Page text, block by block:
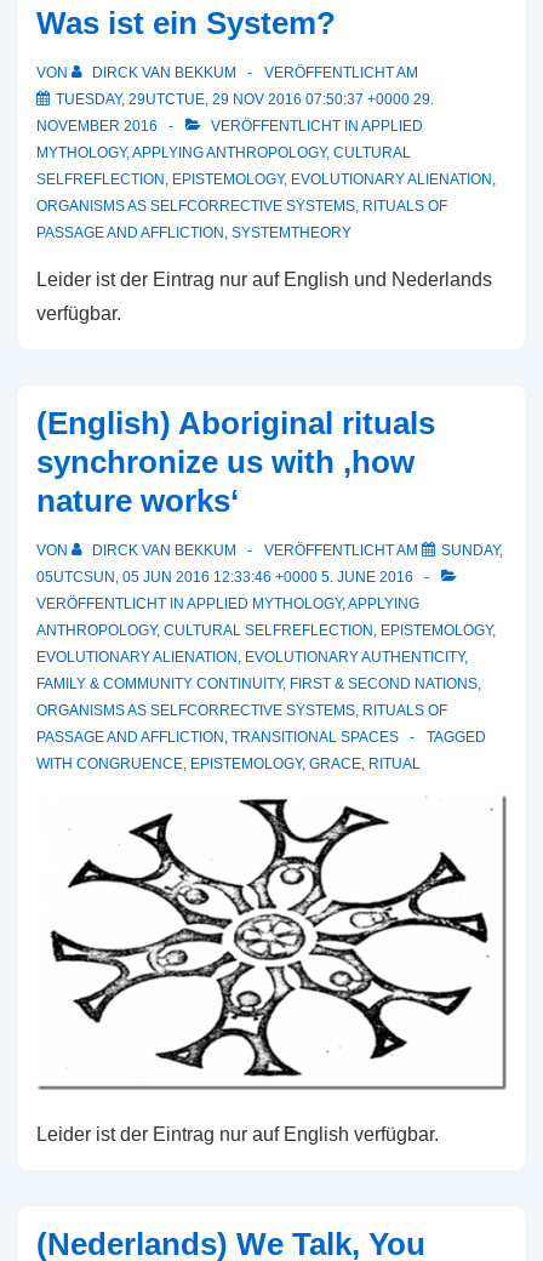
Was ist ein System?
VON DIRCK VAN BEKKUM
VERÖFFENTLICHT AM
TUESDAY, 29UTCTUE, 29 NOV 2016 07:50:37 +0000 29.
NOVEMBER 2016
VERÖFFENTLICHT IN APPLIED
MYTHOLOGY, APPLYING ANTHROPOLOGY, CULTURAL
SELFREFLECTION EPISTEMOLOGY, EVOLUTIONARY ALIENATION
ORGANISMS AS SELFCORRECTIVE SYSTEMS RITUALS OF
PASSAGE AND AFFLICTION SYSTEMTHEORY
Leider ist der Eintrag nur auf English und Nederlands
verfügbar.
(English) Aboriginal rituals
synchronize us with ‚how
nature works‘
VON DIRCK VAN BEKKUM VERÖFFENTLICHT AM
SUNDAY,
05UTCSUN, 05 JUN 2016 12:33:46 +0000 5. JUNE 2016
VERÖFFENTLICHT IN APPLIED MYTHOLOGY, APPLYING
ANTHROPOLOGY, CULTURAL SELFREFLECTION EPISTEMOLOGY,
EVOLUTIONARY ALIENATION EVOLUTIONARY AUTHENTICITY,
FAMILY & COMMUNITY CONTINUITY, FIRST & SECOND NATIONS
ORGANISMS AS SELFCORRECTIVE SYSTEMS RITUALS OF
PASSAGE AND AFFLICTION TRANSITIONAL SPACES
TAGGED
WITH CONGRUENCE EPISTEMOLOGY, GRACE RITUAL
Leider ist der Eintrag nur auf English verfügbar.
(Nederlands) We Talk, You